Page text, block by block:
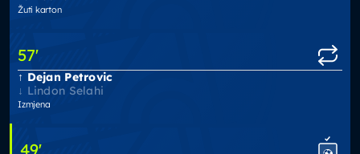
Žuti karton
57'
Dejan Petrovic
Lindon Selahi
Izmjena
49'